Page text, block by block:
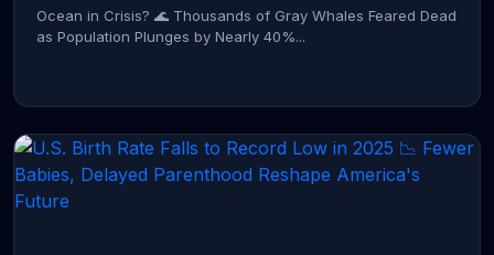
Ocean in Crisis? 🌊 Thousands of Gray Whales Feared Dead
as Population Plunges by Nearly 40%...